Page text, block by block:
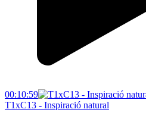
00:10:59
T1xC13 - Inspiració natural